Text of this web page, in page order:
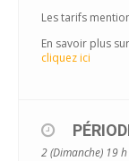
Les tarifs
En savoir plus
cliquez ici
2 (Dimanche) 19